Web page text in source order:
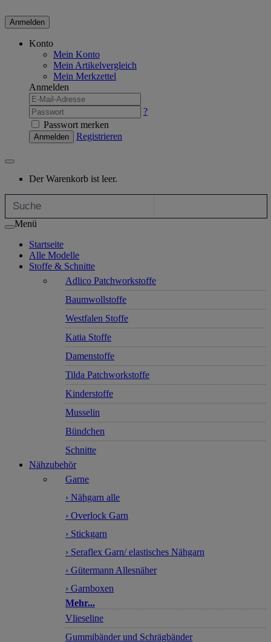
Anmelden
Konto
Mein Konto
Mein Artikelvergleich
Mein Merkzettel
Anmelden
?
Passwort merken
Anmelden Registrieren
Der Warenkorb ist leer.
Menü
Startseite
Alle Modelle
Stoffe & Schnitte
Adlico Patchworkstoffe
Baumwollstoffe
Westfalen Stoffe
Katia Stoffe
Damenstoffe
Tilda Patchworkstoffe
Kinderstoffe
Musselin
Bündchen
Schnitte
Nähzubehör
Garne
› Nähgarn alle
› Overlock Garn
› Stickgarn
› Seraflex Garn/ elastisches Nähgarn
› Gütermann Allesnäher
› Garnboxen
Mehr...
Vlieseline
Gummibänder und Schrägbänder